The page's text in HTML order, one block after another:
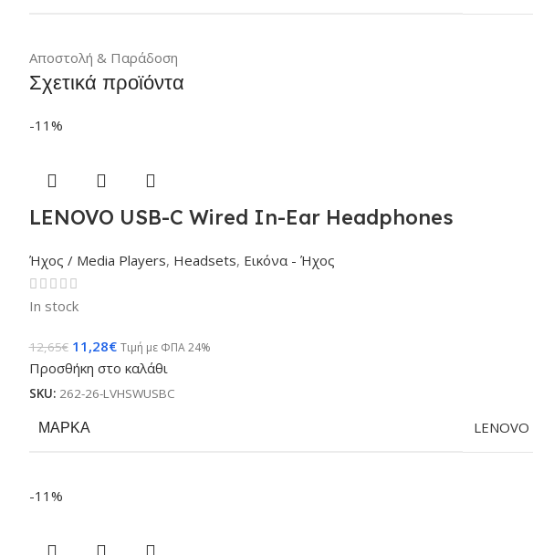
Αποστολή & Παράδοση
Σχετικά προϊόντα
-11%
LENOVO USB-C Wired In-Ear Headphones
Ήχος / Media Players, Headsets, Εικόνα - Ήχος
In stock
12,65€ 11,28€ Τιμή με ΦΠΑ 24%
Προσθήκη στο καλάθι
SKU: 262-26-LVHSWUSBC
ΜΆΡΚΑ LENOVO
-11%